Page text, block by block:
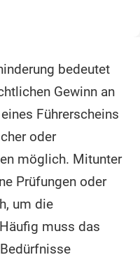
bedeutet
Gewinn an
Führerscheins
oder
möglich. Mitunter
Prüfungen oder
um die
muss das